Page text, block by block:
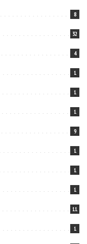
8
32
4
1
1
1
9
1
1
1
11
1